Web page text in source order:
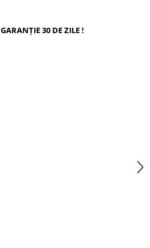
GARANȚIE 30 DE ZILE !